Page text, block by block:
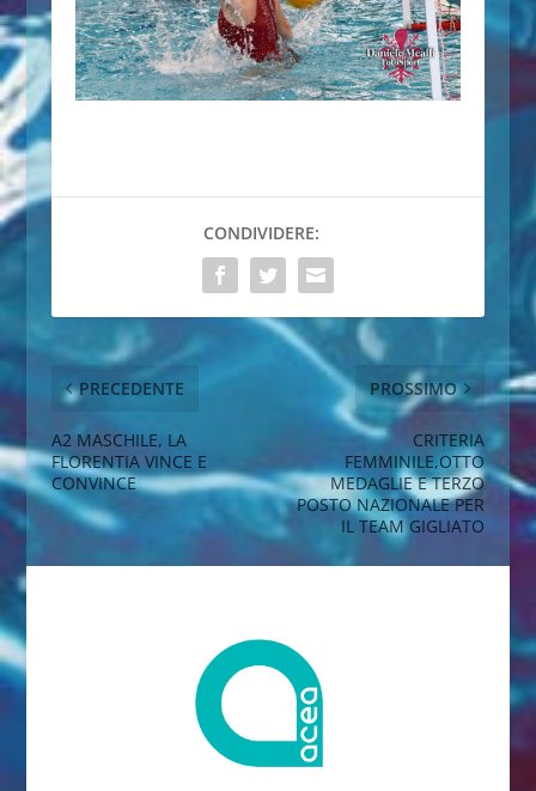
CONDIVIDERE:
PRECEDENTE
A2 MASCHILE, LA
FLORENTIA VINCE E
CONVINCE
PROSSIMO
CRITERIA
FEMMINILE,OTTO
MEDAGLIE E TERZO
POSTO NAZIONALE PER
IL TEAM GIGLIATO